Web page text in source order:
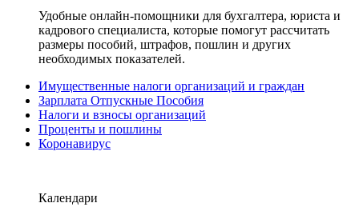
Удобные онлайн-помощники для бухгалтера, юриста и
кадрового специалиста, которые помогут рассчитать
размеры пособий, штрафов, пошлин и других
необходимых показателей.
Имущественные налоги организаций и граждан
Зарплата Отпускные Пособия
Налоги и взносы организаций
Проценты и пошлины
Коронавирус
Календари